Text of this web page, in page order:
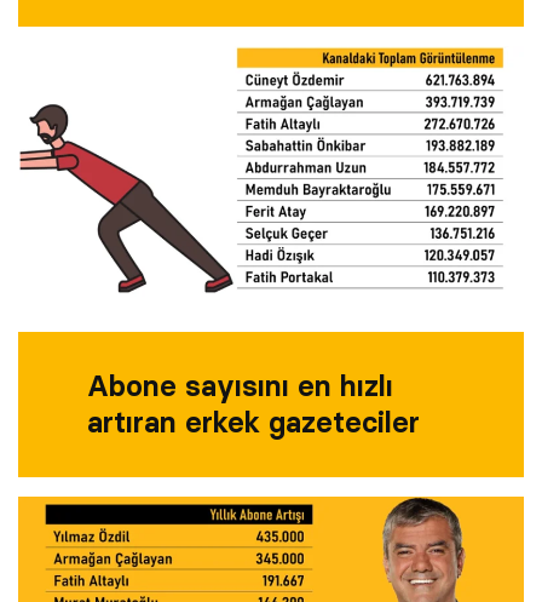
Abone sayısını en hızlı
artıran erkek gazeteciler